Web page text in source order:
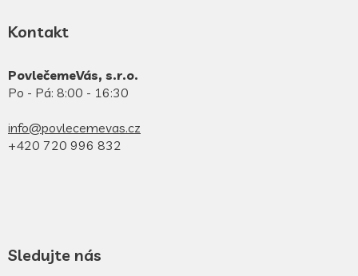
Kontakt
PovlečemeVás, s.r.o.
Po - Pá: 8:00 - 16:30
info@povlecemevas.cz
+420 720 996 832
Sledujte nás